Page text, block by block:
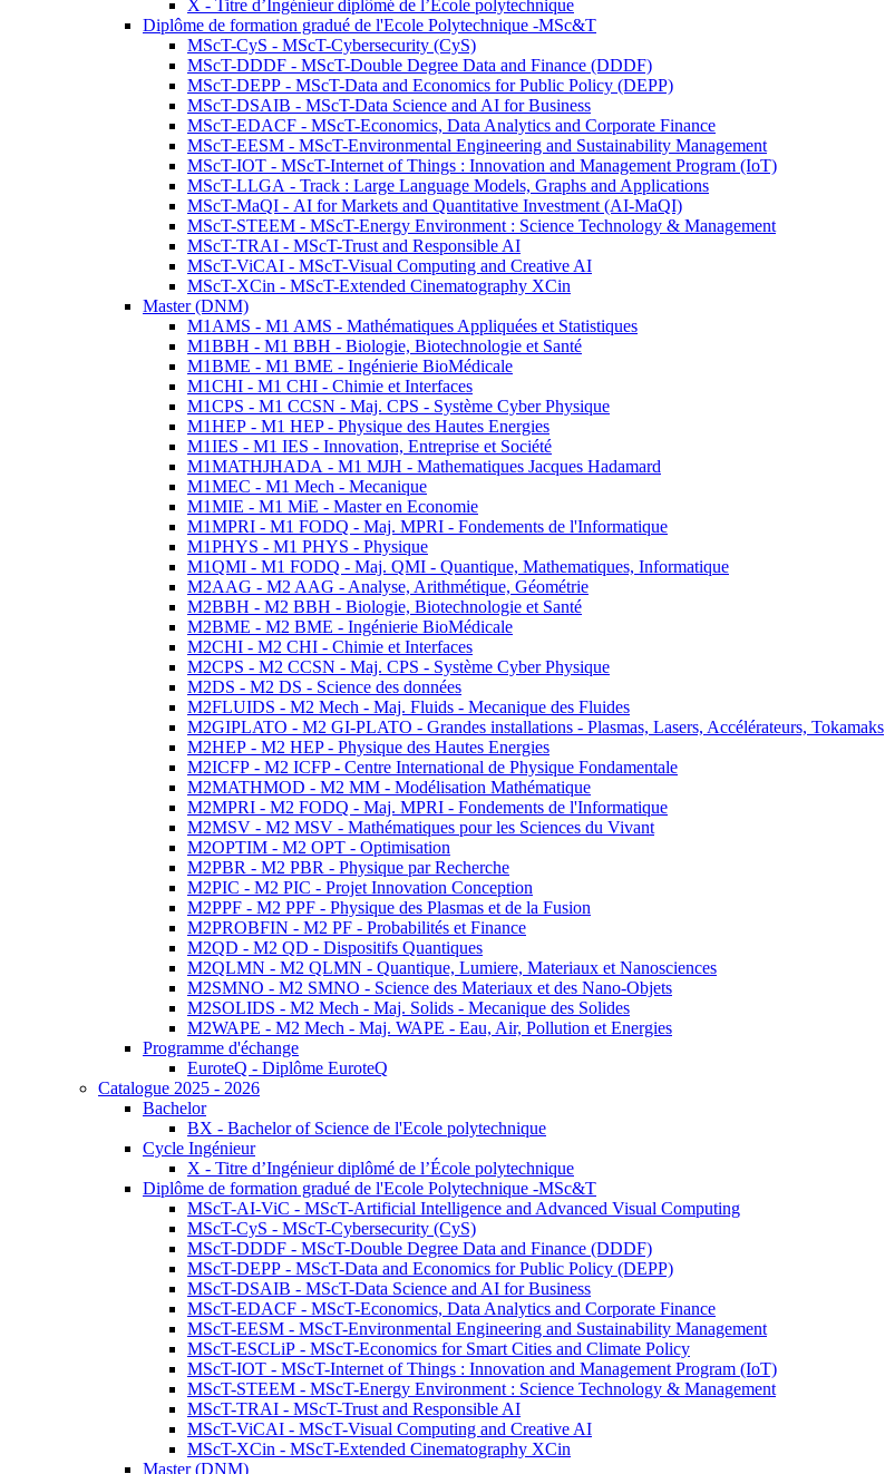
X - Titre d’Ingénieur diplômé de l’École polytechnique
Diplôme de formation gradué de l'Ecole Polytechnique -MSc&T
MScT-CyS - MScT-Cybersecurity (CyS)
MScT-DDDF - MScT-Double Degree Data and Finance (DDDF)
MScT-DEPP - MScT-Data and Economics for Public Policy (DEPP)
MScT-DSAIB - MScT-Data Science and AI for Business
MScT-EDACF - MScT-Economics, Data Analytics and Corporate Finance
MScT-EESM - MScT-Environmental Engineering and Sustainability Management
MScT-IOT - MScT-Internet of Things : Innovation and Management Program (IoT)
MScT-LLGA - Track : Large Language Models, Graphs and Applications
MScT-MaQI - AI for Markets and Quantitative Investment (AI-MaQI)
MScT-STEEM - MScT-Energy Environment : Science Technology & Management
MScT-TRAI - MScT-Trust and Responsible AI
MScT-ViCAI - MScT-Visual Computing and Creative AI
MScT-XCin - MScT-Extended Cinematography XCin
Master (DNM)
M1AMS - M1 AMS - Mathématiques Appliquées et Statistiques
M1BBH - M1 BBH - Biologie, Biotechnologie et Santé
M1BME - M1 BME - Ingénierie BioMédicale
M1CHI - M1 CHI - Chimie et Interfaces
M1CPS - M1 CCSN - Maj. CPS - Système Cyber Physique
M1HEP - M1 HEP - Physique des Hautes Energies
M1IES - M1 IES - Innovation, Entreprise et Société
M1MATHJHADA - M1 MJH - Mathematiques Jacques Hadamard
M1MEC - M1 Mech - Mecanique
M1MIE - M1 MiE - Master en Economie
M1MPRI - M1 FODQ - Maj. MPRI - Fondements de l'Informatique
M1PHYS - M1 PHYS - Physique
M1QMI - M1 FODQ - Maj. QMI - Quantique, Mathematiques, Informatique
M2AAG - M2 AAG - Analyse, Arithmétique, Géométrie
M2BBH - M2 BBH - Biologie, Biotechnologie et Santé
M2BME - M2 BME - Ingénierie BioMédicale
M2CHI - M2 CHI - Chimie et Interfaces
M2CPS - M2 CCSN - Maj. CPS - Système Cyber Physique
M2DS - M2 DS - Science des données
M2FLUIDS - M2 Mech - Maj. Fluids - Mecanique des Fluides
M2GIPLATO - M2 GI-PLATO - Grandes installations - Plasmas, Lasers, Accélérateurs, Tokamaks
M2HEP - M2 HEP - Physique des Hautes Energies
M2ICFP - M2 ICFP - Centre International de Physique Fondamentale
M2MATHMOD - M2 MM - Modélisation Mathématique
M2MPRI - M2 FODQ - Maj. MPRI - Fondements de l'Informatique
M2MSV - M2 MSV - Mathématiques pour les Sciences du Vivant
M2OPTIM - M2 OPT - Optimisation
M2PBR - M2 PBR - Physique par Recherche
M2PIC - M2 PIC - Projet Innovation Conception
M2PPF - M2 PPF - Physique des Plasmas et de la Fusion
M2PROBFIN - M2 PF - Probabilités et Finance
M2QD - M2 QD - Dispositifs Quantiques
M2QLMN - M2 QLMN - Quantique, Lumiere, Materiaux et Nanosciences
M2SMNO - M2 SMNO - Science des Materiaux et des Nano-Objets
M2SOLIDS - M2 Mech - Maj. Solids - Mecanique des Solides
M2WAPE - M2 Mech - Maj. WAPE - Eau, Air, Pollution et Energies
Programme d'échange
EuroteQ - Diplôme EuroteQ
Catalogue 2025 - 2026
Bachelor
BX - Bachelor of Science de l'Ecole polytechnique
Cycle Ingénieur
X - Titre d’Ingénieur diplômé de l’École polytechnique
Diplôme de formation gradué de l'Ecole Polytechnique -MSc&T
MScT-AI-ViC - MScT-Artificial Intelligence and Advanced Visual Computing
MScT-CyS - MScT-Cybersecurity (CyS)
MScT-DDDF - MScT-Double Degree Data and Finance (DDDF)
MScT-DEPP - MScT-Data and Economics for Public Policy (DEPP)
MScT-DSAIB - MScT-Data Science and AI for Business
MScT-EDACF - MScT-Economics, Data Analytics and Corporate Finance
MScT-EESM - MScT-Environmental Engineering and Sustainability Management
MScT-ESCLiP - MScT-Economics for Smart Cities and Climate Policy
MScT-IOT - MScT-Internet of Things : Innovation and Management Program (IoT)
MScT-STEEM - MScT-Energy Environment : Science Technology & Management
MScT-TRAI - MScT-Trust and Responsible AI
MScT-ViCAI - MScT-Visual Computing and Creative AI
MScT-XCin - MScT-Extended Cinematography XCin
Master (DNM)